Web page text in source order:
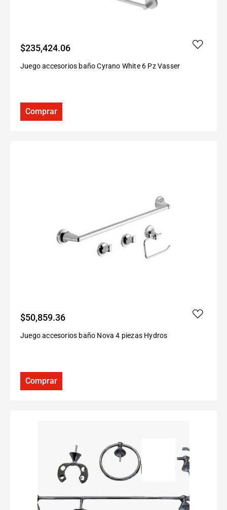
$235,424.06
Juego accesorios baño Cyrano White 6 Pz Vasser
Comprar
$50,859.36
Juego accesorios baño Nova 4 piezas Hydros
Comprar